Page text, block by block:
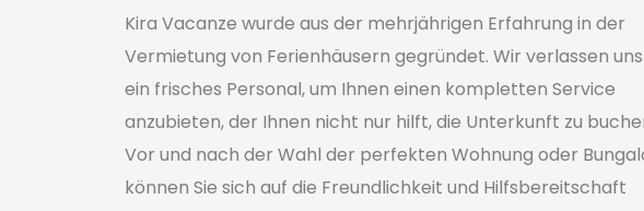
Kira Vacanze wurde aus der mehrjährigen Erfahrung in der
Vermietung von Ferienhäusern gegründet. Wir verlassen
ein frisches Personal, um Ihnen einen kompletten Service
anzubieten, der Ihnen nicht nur hilft, die Unterkunft zu
Vor und nach der Wahl der perfekten Wohnung oder
können Sie sich auf die Freundlichkeit und Hilfsbereitschaft